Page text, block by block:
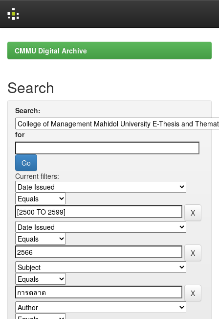
navigationCMMU Digital Archive
Search
Search:
for
Current filters: